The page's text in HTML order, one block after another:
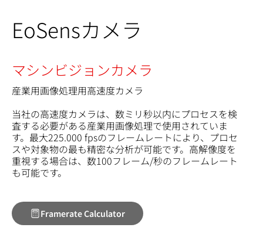
EoSensカメラ
マシンビジョンカメラ
産業用画像処理用高速度カメラ
当社の高速度カメラは、数ミリ秒以内にプロセスを検
査する必要がある産業用画像処理で使用されていま
す。最大225.000 fpsのフレームレートにより、プロセ
スや対象物の最も精密な分析が可能です。高解像度を
重視する場合は、数100フレーム/秒のフレームレート
も可能です。
Framerate Calculator